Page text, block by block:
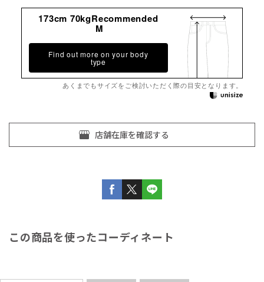
173cm 70kgRecommended
M
Find out more on your body
type
あくまでもサイズをご検討いただく際の目安となります。
この商品を使ったコーディネート